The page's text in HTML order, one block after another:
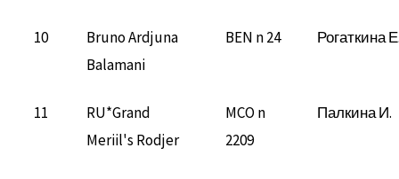
10
Bruno Ardjuna
Balamani
BEN n 24 Рогаткина
11
RU*Grand
Meriil's Rodjer
MCO n
2209
Палкина И.